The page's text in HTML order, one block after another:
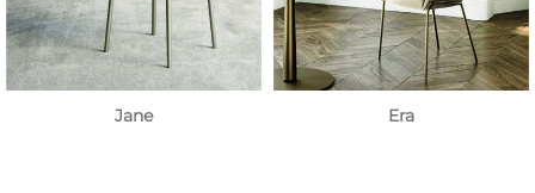
Jane Era